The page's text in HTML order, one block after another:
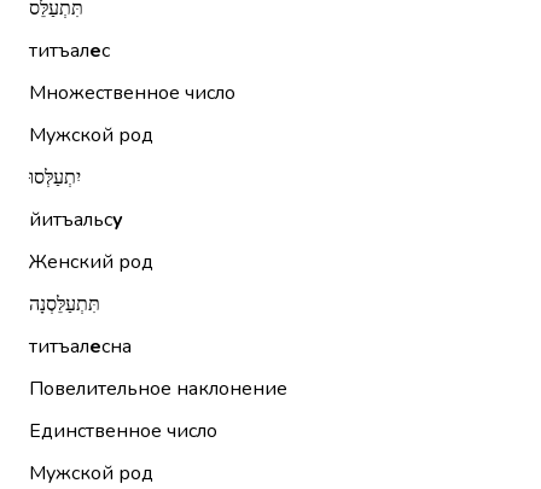
תִּתְעַלֵּס
титъалес
Множественное число
Мужской род
יִתְעַלְּסוּ
йитъальсу
Женский род
תִּתְעַלֵּסְנָה
титъалесна
Повелительное наклонение
Единственное число
Мужской род